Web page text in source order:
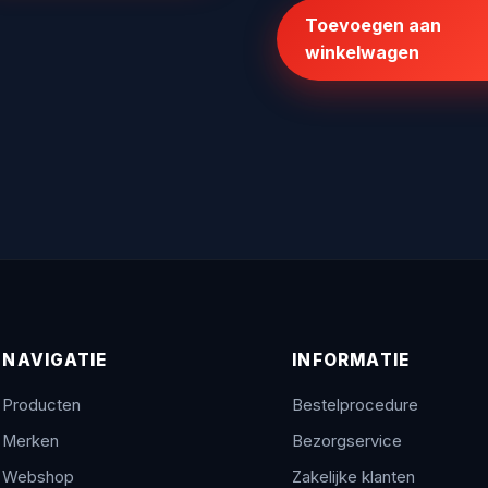
€152,19.€99,99.
Toevoegen aan
winkelwagen
NAVIGATIE
Producten
Merken
Webshop
INFORMATIE
Bestelprocedure
Bezorgservice
Zakelijke klanten